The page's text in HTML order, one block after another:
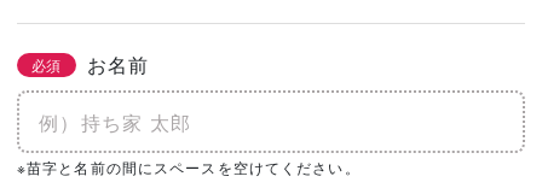
必須 お名前
※苗字と名前の間にスペースを空けてください。